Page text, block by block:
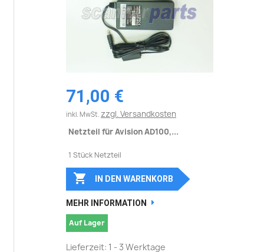
71,00 €
inkl. MwSt. zzgl. Versandkosten
Netzteil für Avision AD100,...
1 Stück Netzteil
 IN DEN WARENKORB
MEHR INFORMATION
Auf Lager
Lieferzeit: 1 - 3 Werktage